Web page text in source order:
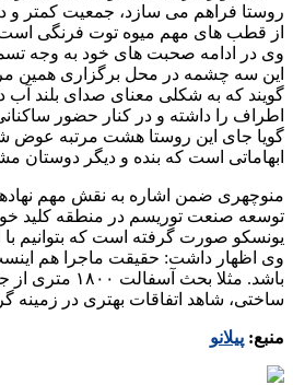
روستا فراهم می سازد، جمعیت کمتر و
از قطب های مهم میوه توت فرنگی است
وی در ادامه صحبت های خود به وجه
این سه چشمه در محل برگزاری همین
گویند که به شکلی معنای صدای بلند
اطراف را داشته و در کنار حضور
گویا جای این روستا هشت مرتبه عوض
ابهاماتی است که بنده و دیگر دوستان
منوچهری ضمن اشاره به نقش مهم
توسعه صنعت توریسم در منطقه کلید
یونسکو صورت گرفته است که بتوانیم
وی اظهار داشت: حقیقت ماجرا هم
باشد.
ساختی، شاهد اتفاقات بهتری در
منبع: پیلانو